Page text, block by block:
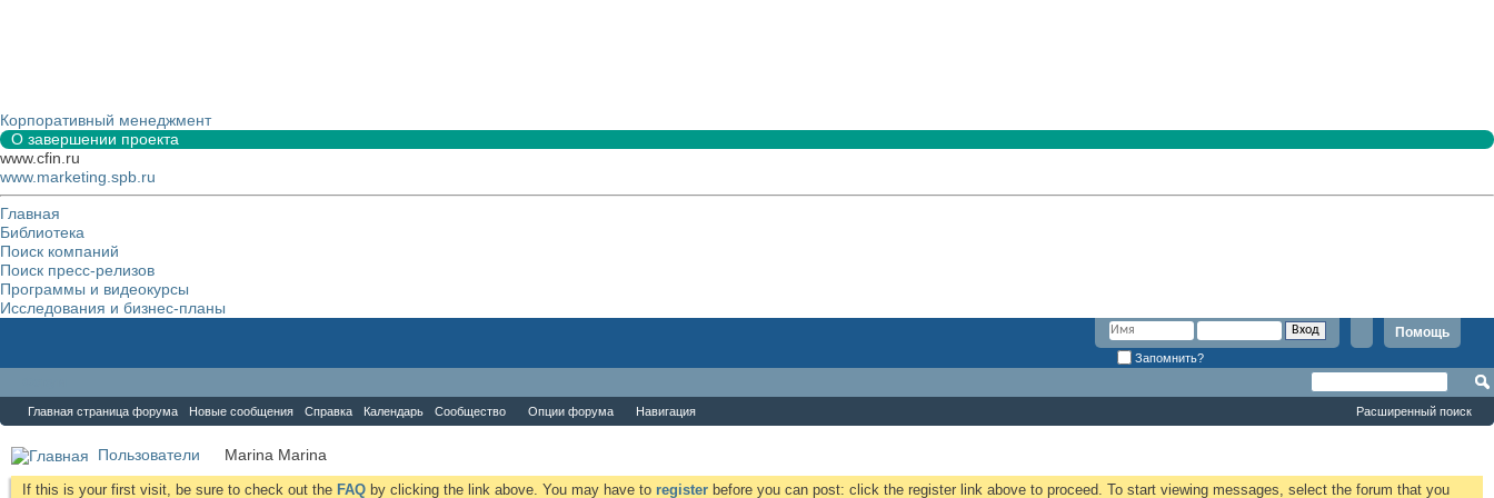
Корпоративный менеджмент
О завершении проекта
www.cfin.ru
www.marketing.spb.ru
Главная
Библиотека
Поиск компаний
Поиск пресс-релизов
Программы и видеокурсы
Исследования и бизнес-планы
Помощь
Запомнить?
Главная страница форума Новые сообщения Справка Календарь Сообщество Опции форума Навигация Расширенный поиск
Пользователи Marina Marina
If this is your first visit, be sure to check out the FAQ by clicking the link above. You may have to register before you can post: click the register link above to proceed. To start viewing messages, select the forum that you